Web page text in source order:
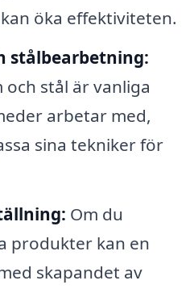
öka effektiviteten.
stålbearbetning:
och stål är vanliga
arbetar med,
sina tekniker för
Om du
produkter kan en
skapandet av